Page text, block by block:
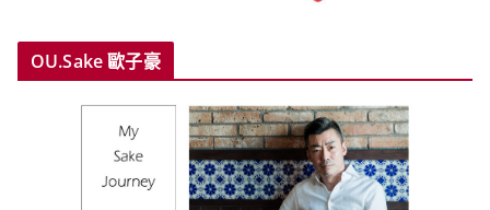
OU.Sake 歐子豪